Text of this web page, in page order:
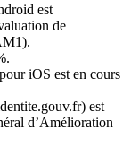
est
de
iOS est en cours
est
d’Amélioration